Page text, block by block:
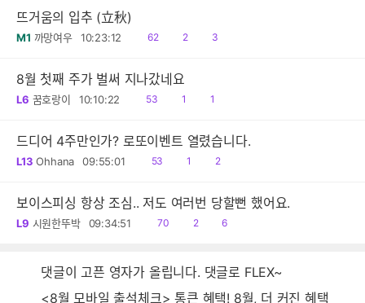
뜨거움의 입추 (立秋)
M1 까망여우 10:23:12
읽
62
공
2
댓
3
8월 첫째 주가 벌써 지나갔네요
L6 꿈호랑이 10:10:22
읽
53
공1
댓1
드디어 4주만인가? 로또이벤트 열렸습니다.
L13 Ohhana 09:55:01
읽
53
공1
댓
2
보이스피싱 항상 조심.. 저도 여러번 당할뻔 했어요.
L9 시원한뚜박 09:34:51
읽
70
공
2
댓
6
댓글이 고픈 영자가 올립니다. 댓글로 FLEX~
<8월 모바일 출석체크> 통큰 혜택! 8월, 더 커진 혜택